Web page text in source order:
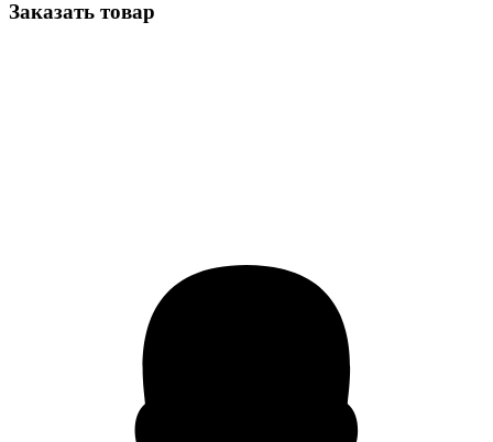
Заказать товар